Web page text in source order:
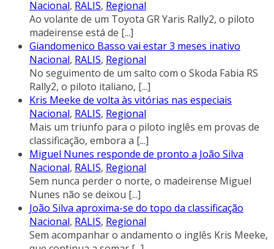
Nacional, RALIS, Regional
Ao volante de um Toyota GR Yaris Rally2, o piloto
madeirense está de [...]
Giandomenico Basso vai estar 3 meses inativo
Nacional, RALIS, Regional
No seguimento de um salto com o Skoda Fabia RS
Rally2, o piloto italiano, [...]
Kris Meeke de volta às vitórias nas especiais
Nacional, RALIS, Regional
Mais um triunfo para o piloto inglês em provas de
classificação, embora a [...]
Miguel Nunes responde de pronto a João Silva
Nacional, RALIS, Regional
Sem nunca perder o norte, o madeirense Miguel
Nunes não se deixou [...]
João Silva aproxima-se do topo da classificação
Nacional, RALIS, Regional
Sem acompanhar o andamento o inglês Kris Meeke,